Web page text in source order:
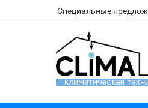
Специальные